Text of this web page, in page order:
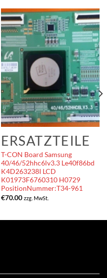
ERSATZTEILE
T-CON Board Samsung
40/46/52hhc6lv3.3 Le40f86bd
K4D263238I LCD
K01973F6760310 H0729
PositionNummer:T34-961
€70.00 zzg. MwSt.